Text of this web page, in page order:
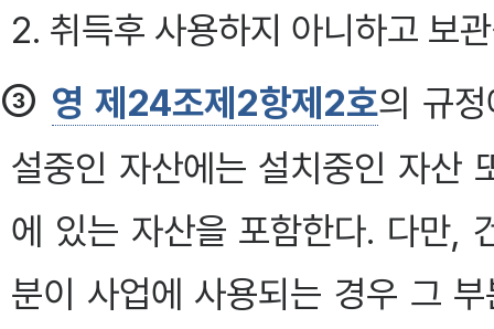
2. 취득후 사용하지 아니하고 보
③ 영 제24조제2항제2호의 규
설중인 자산에는 설치중인 자산
에 있는 자산을 포함한다. 다만,
분이 사업에 사용되는 경우 그